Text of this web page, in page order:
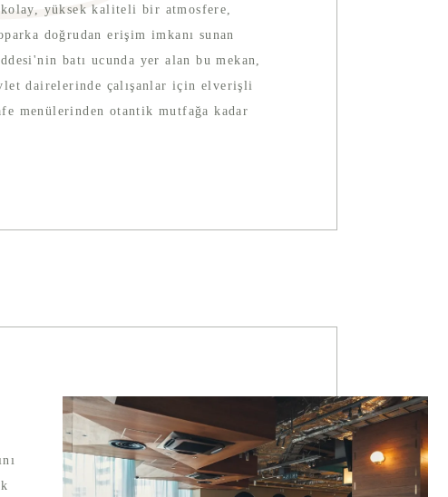
yüksek kaliteli bir atmosfere,
doğrudan erişim imkanı sunan
batı ucunda yer alan bu mekan,
dairelerinde çalışanlar için elverişli
menülerinden otantik mutfağa kadar